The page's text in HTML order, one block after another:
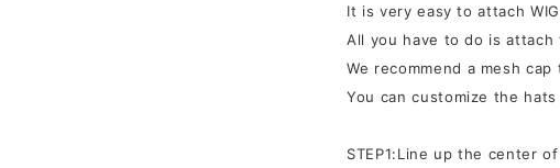
It is very easy to attach
All you have to do is
We recommend a mesh
You can customize the
STEP1:Line up the center